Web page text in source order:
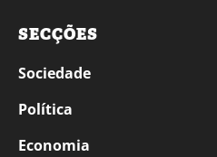
SECÇÕES
Sociedade
Política
Economia